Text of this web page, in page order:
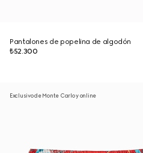
Pantalones de popelina de algodón
₺52.300
Exclusivo de Monte Carlo y online